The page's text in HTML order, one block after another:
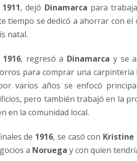
1911, dejó Dinamarca para
tiempo se dedicó a ahorrar con
natal.
1916, regresó a Dinamarca y se
para comprar una carpintería
varios años se enfocó
pero también trabajó en la
en la comunidad local.
de 1916, se casó con Kristine
a Noruega y con quien